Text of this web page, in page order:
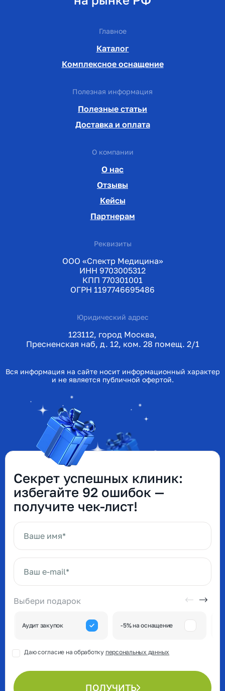
Главное
Каталог
Комплексное оснащение
Полезная информация
Полезные статьи
Доставка и оплата
О компании
О нас
Отзывы
Кейсы
Партнерам
Реквизиты
ООО «Спектр Медицина»
ИНН 9703005312
КПП 770301001
ОГРН 1197746695486
Юридический адрес
123112, город Москва,
Пресненская наб, д. 12, ком. 28 помещ. 2/1
Вся информация на сайте носит информационный характер
и не является публичной офертой.
Секрет успешных клиник:
избегайте 92 ошибок —
получите чек-лист!
Выбери подарок
Аудит закупок -5% на оснащение
Даю согласие на обработку персональных данных
ПОЛУЧИТЬ